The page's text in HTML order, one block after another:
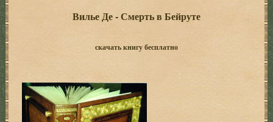
Вилье Де - Смерть в Бейруте
скачать книгу бесплатно